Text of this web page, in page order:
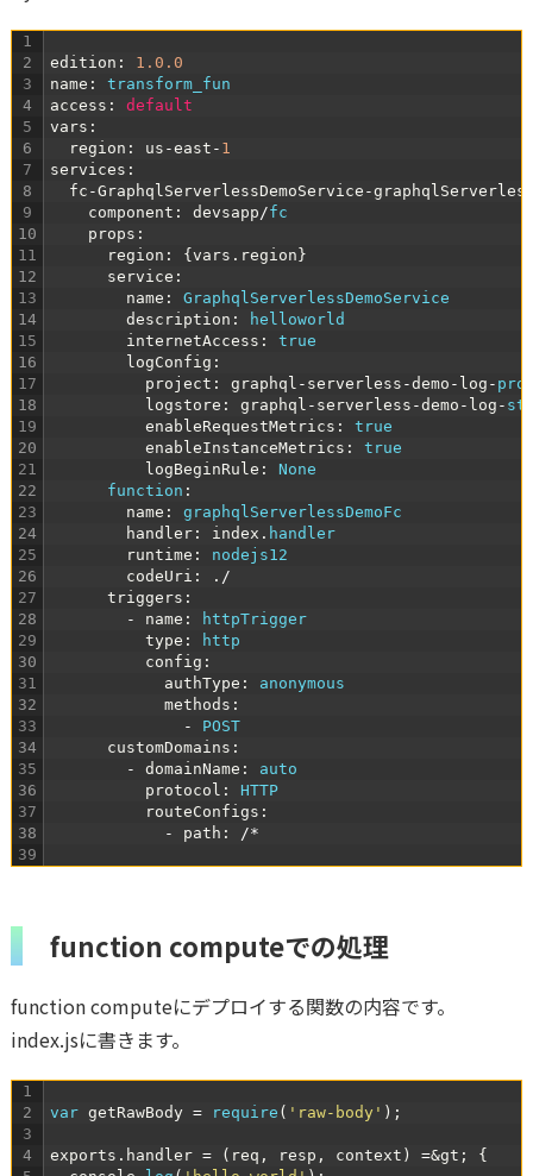
1
2
3
4
5
6
7
8
9
10
11
12
13
14
15
16
17
18
19
20
21
22
23
24
25
26
27
28
29
30
31
32
33
34
35
36
37
38
39
edition :
1.0.0
name :
transform_fun
access :
default
vars :
region : us -east - 1
services :
fc -GraphqlServerlessDemoService -
component : devsapp/fc
props :
region : { vars . region }
service :
name :
GraphqlServerlessDemoService
description :
helloworld
internetAccess :
true
logConfig :
project : graphql - serverless -demo - log -
logstore : graphql - serverless -demo - log -
enableRequestMetrics :
true
enableInstanceMetrics :
true
logBeginRule :
None
function :
name :
graphqlServerlessDemoFc
handler: index . handler
runtime :
nodejs12
codeUri : . /
triggers :
-
name :
httpTrigger
type :
http
config :
authType :
anonymous
methods :
-
POST
customDomains :
-
domainName :
auto
protocol :
HTTP
routeConfigs :
-
path : /*
function computeでの処理
function computeにデプロイする関数の内容です。
index.jsに書きます。
1
2
3
4
var getRawBody = require ( 'raw-body' ) ;
exports . handler = ( req , resp , context ) =&gt;
{